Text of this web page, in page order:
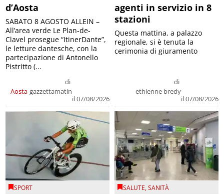
d’Aosta
Aosta
di
gazzettamatin
il 07/08/2026
SABATO 8 AGOSTO ALLEIN –
All’area verde Le Plan-de-
Clavel prosegue “ItinerDante”,
le letture dantesche, con la
partecipazione di Antonello
Pistritto (...
agenti in servizio in 8
stazioni
di
ethienne bredy
il 07/08/2026
Questa mattina, a palazzo
regionale, si è tenuta la
cerimonia di giuramento
SPORT SALUTE,SANITÀ